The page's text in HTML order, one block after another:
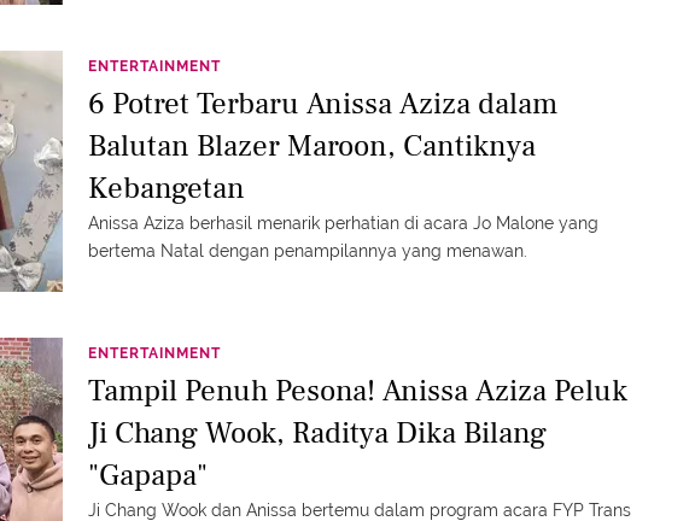
ENTERTAINMENT
6 Potret Terbaru Anissa Aziza dalam
Balutan Blazer Maroon, Cantiknya
Kebangetan
Anissa Aziza berhasil menarik perhatian di acara Jo Malone yang
bertema Natal dengan penampilannya yang menawan.
ENTERTAINMENT
Tampil Penuh Pesona! Anissa Aziza Peluk
Ji Chang Wook, Raditya Dika Bilang
"Gapapa"
Ji Chang Wook dan Anissa bertemu dalam program acara FYP Trans